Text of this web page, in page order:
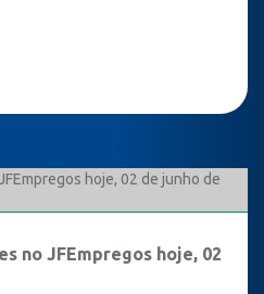
no JFEmpregos hoje, 02